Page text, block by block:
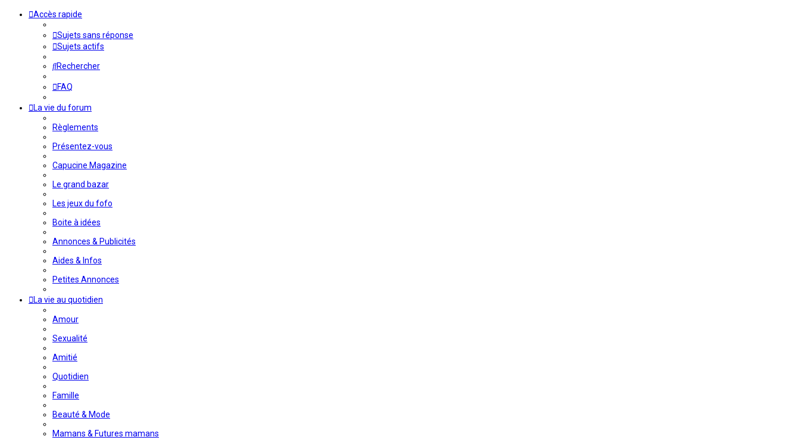
Accès rapide
Sujets sans réponse
Sujets actifs
Rechercher
FAQ
La vie du forum
Règlements
Présentez-vous
Capucine Magazine
Le grand bazar
Les jeux du fofo
Boite à idées
Annonces & Publicités
Aides & Infos
Petites Annonces
La vie au quotidien
Amour
Sexualité
Amitié
Quotidien
Famille
Beauté & Mode
Mamans & Futures mamans